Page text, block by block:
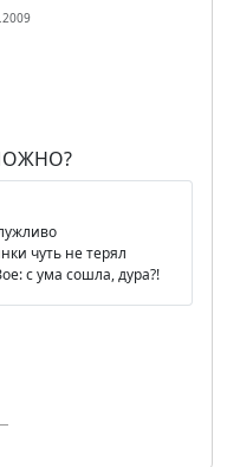
чуть не терял
с ума сошла, дура?!